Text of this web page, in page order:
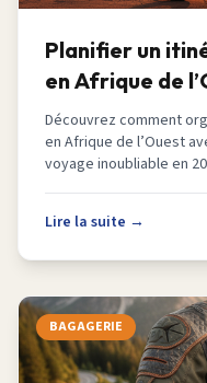
Planifier un
en Afrique de
2026
Découvrez comment
en Afrique de l’Ouest
voyage inoubliable en
Lire la suite →
BAGAGERIE